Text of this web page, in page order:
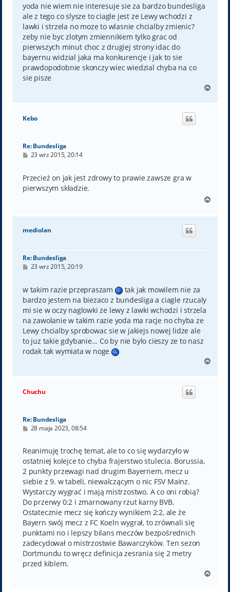
yoda nie wiem nie interesuje sie za bardzo bundesliga
ale z tego co slysze to ciagle jest ze Lewy wchodzi z
lawki i strzela no moze to wlasnie chcialby zmienic?
zeby nie byc zlotym zmiennikiem tylko grac od
pierwszych minut choc z drugiej strony idac do
bayernu widzial jaka ma konkurencje i jak to sie
prawdopodobnie skonczy wiec wiedzial chyba na co
sie pisze
g
Kebo
Re: Bundesliga
P
t
23 wrz 2015, 20:14
Przecież on jak jest zdrowy to prawie zawsze gra w
pierwszym składzie.
g
mediolan
Re: Bundesliga
P
t
23 wrz 2015, 20:19
w takim razie przepraszam
tak jak mowilem nie za
bardzo jestem na biezaco z bundesliga a ciagle rzucaly
mi sie w oczy naglowki ze lewy z lawki wchodzi i strzela
na zawolanie w takim razie yoda ma racje no chyba ze
Lewy chcialby sprobowac sie w jakiejs nowej lidze ale
to juz takie gdybanie... Co by nie bylo cieszy ze to nasz
rodak tak wymiata w noge
g
Chuchu
Re: Bundesliga
P
t
28 maja 2023, 08:54
Reanimuję trochę temat, ale to co się wydarzyło w
ostatniej kolejce to chyba frajerstwo stulecia. Borussia,
2 punkty przewagi nad drugim Bayernem, mecz u
siebie z 9. w tabeli, niewalczącym o nic FSV Mainz.
Wystarczy wygrać i mają mistrzostwo. A co oni robią?
Do przerwy 0:2 i zmarnowany rzut karny BVB.
Ostatecznie mecz się kończy wynikiem 2:2, ale że
Bayern swój mecz z FC Koeln wygrał, to zrównali się
punktami no i lepszy bilans meczów bezpośrednich
zadecydował o mistrzostwie Bawarczyków. Ten sezon
Dortmundu to wręcz definicja zesrania się 2 metry
przed kiblem.